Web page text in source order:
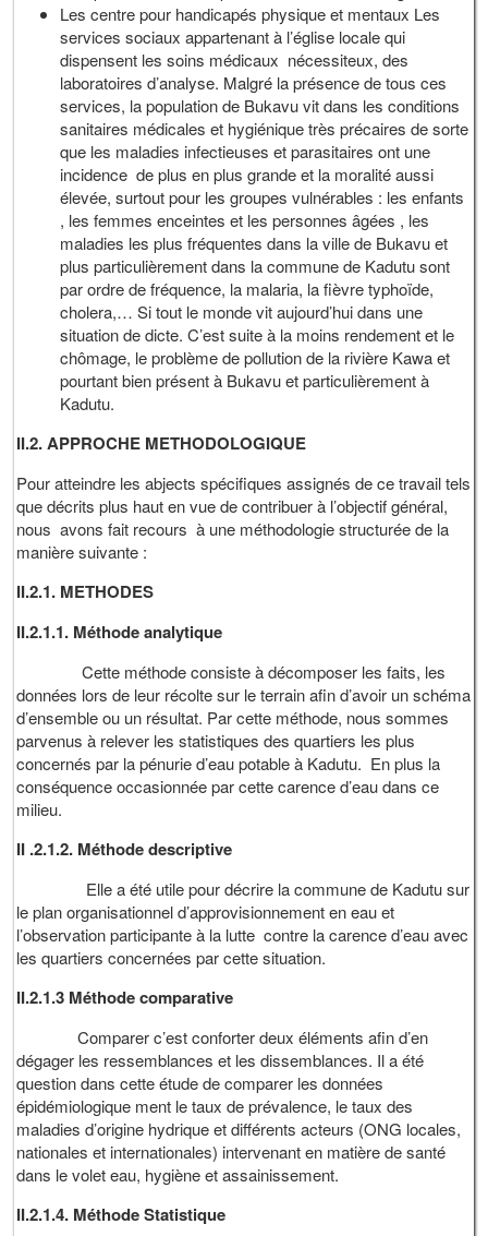
Les centre pour handicapés physique et mentaux Les
services sociaux appartenant à l’église locale qui
dispensent les soins médicaux nécessiteux, des
laboratoires d’analyse. Malgré la présence de tous ces
services, la population de Bukavu vit dans les conditions
sanitaires médicales et hygiénique très précaires de sorte
que les maladies infectieuses et parasitaires ont une
incidence de plus en plus grande et la moralité aussi
élevée, surtout pour les groupes vulnérables : les enfants
, les femmes enceintes et les personnes âgées , les
maladies les plus fréquentes dans la ville de Bukavu et
plus particulièrement dans la commune de Kadutu sont
par ordre de fréquence, la malaria, la fièvre typhoïde,
cholera,… Si tout le monde vit aujourd’hui dans une
situation de dicte. C’est suite à la moins rendement et le
chômage, le problème de pollution de la rivière Kawa et
pourtant bien présent à Bukavu et particulièrement à
Kadutu.
II.2. APPROCHE METHODOLOGIQUE
Pour atteindre les abjects spécifiques assignés de ce travail tels
que décrits plus haut en vue de contribuer à l’objectif général,
nous avons fait recours à une méthodologie structurée de la
manière suivante :
II.2.1. METHODES
II.2.1.1. Méthode analytique
Cette méthode consiste à décomposer les faits, les
données lors de leur récolte sur le terrain afin d’avoir un schéma
d’ensemble ou un résultat. Par cette méthode, nous sommes
parvenus à relever les statistiques des quartiers les plus
concernés par la pénurie d’eau potable à Kadutu. En plus la
conséquence occasionnée par cette carence d’eau dans ce
milieu.
II .2.1.2. Méthode descriptive
Elle a été utile pour décrire la commune de Kadutu sur
le plan organisationnel d’approvisionnement en eau et
l’observation participante à la lutte contre la carence d’eau avec
les quartiers concernées par cette situation.
II.2.1.3 Méthode comparative
Comparer c’est conforter deux éléments afin d’en
dégager les ressemblances et les dissemblances. Il a été
question dans cette étude de comparer les données
épidémiologique ment le taux de prévalence, le taux des
maladies d’origine hydrique et différents acteurs (ONG locales,
nationales et internationales) intervenant en matière de santé
dans le volet eau, hygiène et assainissement.
II.2.1.4. Méthode Statistique